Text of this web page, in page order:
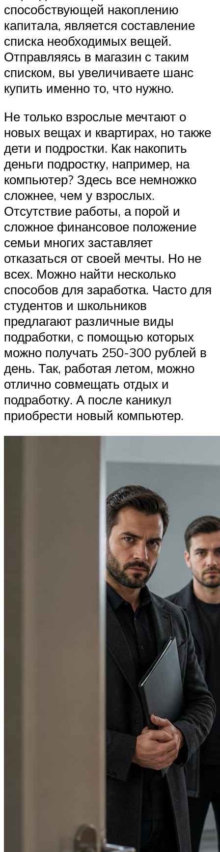
способствующей накоплению
капитала, является составление
списка необходимых вещей.
Отправляясь в магазин с таким
списком, вы увеличиваете шанс
купить именно то, что нужно.
Не только взрослые мечтают о
новых вещах и квартирах, но также
дети и подростки. Как накопить
деньги подростку, например, на
компьютер? Здесь все немножко
сложнее, чем у взрослых.
Отсутствие работы, а порой и
сложное финансовое положение
семьи многих заставляет
отказаться от своей мечты. Но не
всех. Можно найти несколько
способов для заработка. Часто для
студентов и школьников
предлагают различные виды
подработки, с помощью которых
можно получать 250-300 рублей в
день. Так, работая летом, можно
отлично совмещать отдых и
подработку. А после каникул
приобрести новый компьютер.